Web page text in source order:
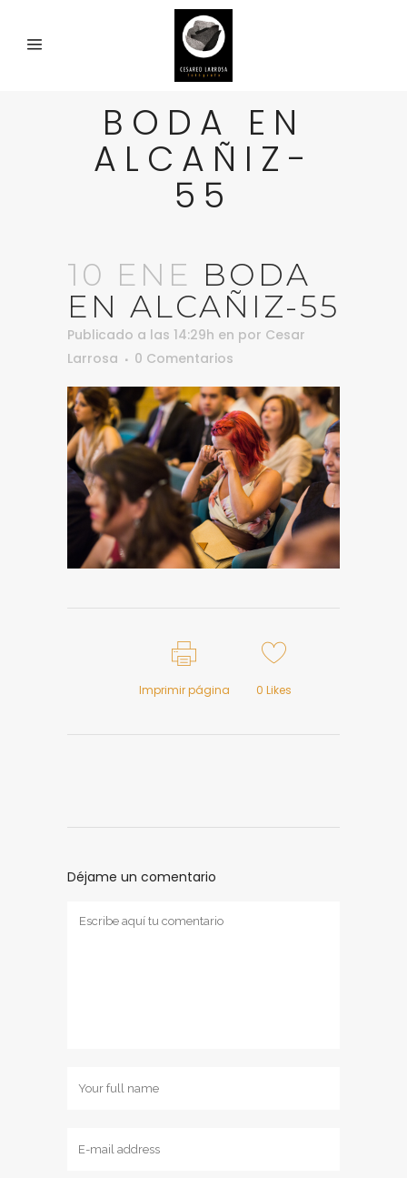
BODA EN
ALCAÑIZ-
55
10 ENE BODA
EN ALCAÑIZ-55
Publicado a las 14:29h en por Cesar
Larrosa
0 Comentarios
Imprimir página 0 Likes
Déjame un comentario